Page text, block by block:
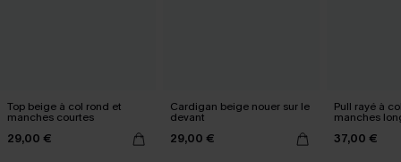
Top beige à col rond et
manches courtes
29,00 €
Cardigan beige nouer sur le
devant
29,00 €
Pull rayé à
manches
37,00 €